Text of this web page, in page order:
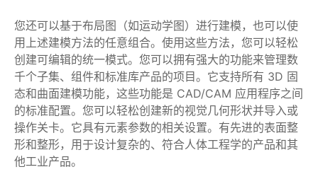
您还可以基于布局图（如运动学图）进行建模，也可以使
用上述建模方法的任意组合。使用这些方法，您可以轻松
创建可编辑的统一模式。您可以拥有强大的功能来管理数
千个子集、组件和标准库产品的项目。它支持所有 3D 固
态和曲面建模功能，这些功能是 CAD/CAM 应用程序之间
的标准配置。您可以轻松创建新的视觉几何形状并导入或
操作关卡。它具有元素参数的相关设置。有先进的表面整
形和整形，用于设计复杂的、符合人体工程学的产品和其
他工业产品。